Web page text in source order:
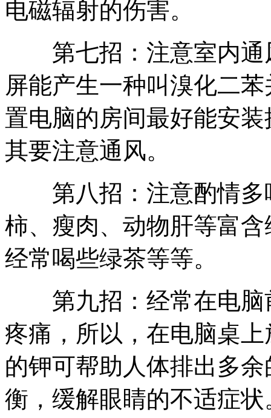
电磁辐射的伤害。
第七招：注意室内通
屏能产生一种叫溴化二
置电脑的房间最好能安
其要注意通风。
第八招：注意酌情多
柿、瘦肉、动物肝等富
经常喝些绿茶等等。
第九招：经常在电脑
疼痛，所以，在电脑桌
的钾可帮助人体排出多
衡，缓解眼睛的不适症